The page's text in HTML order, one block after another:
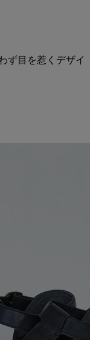
ず目を惹くデザイ